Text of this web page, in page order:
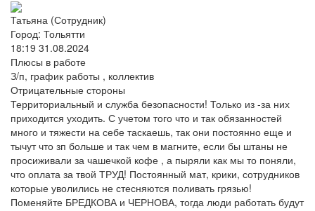
Татьяна (Сотрудник)
Город: Тольятти
18:19 31.08.2024
Плюсы в работе
З/п, график работы , коллектив
Отрицательные стороны
Территориальный и служба безопасности! Только из -за них
приходится уходить. С учетом того что и так обязанностей
много и тяжести на себе таскаешь, так они постоянно еще и
тычут что зп больше и так чем в магните, если бы штаны не
просиживали за чашечкой кофе , а пыряли как мы то поняли,
что оплата за твой ТРУД! Постоянный мат, крики, сотрудников
которые уволились не стесняются поливать грязью!
Поменяйте БРЕДКОВА и ЧЕРНОВА, тогда люди работать будут